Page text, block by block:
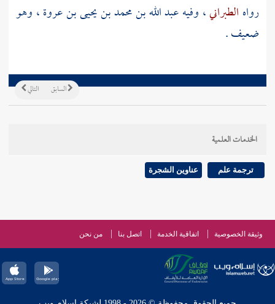
رواه الطبراني، وفيهعبد الله بن محمد بن يحيى بن عروة، وهو
ضعيف .
التالي السابق
الخدمات العلمية
ترجمة علم عناوين الشجرة
وثيقة الخصوصية اتفاقية الخدمة اتصل بنا من نحن